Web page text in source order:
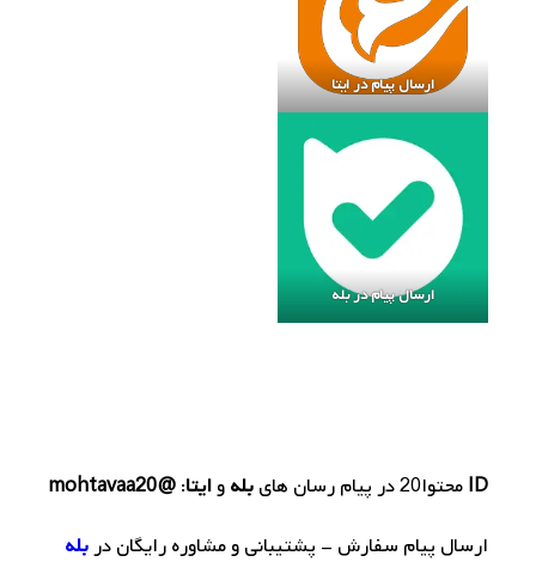
ارسال پیام در ایتا
ارسال پیام در بله
IDمحتوا20 در پیام رسان هایبلهوایتا:
@mohtavaa20
ارسال پیام سفارش - پشتیبانی و مشاوره رایگان دربله